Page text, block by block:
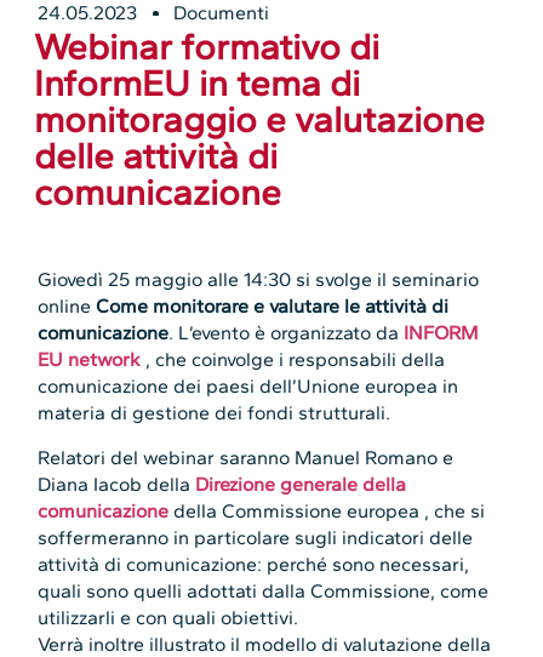
24.05.2023 Documenti
Webinar formativo di
InformEU in tema di
monitoraggio e valutazione
delle attività di
comunicazione
Giovedì 25 maggio alle 14:30 si svolge il seminario
onlineCome monitorare e valutare le attività di
comunicazione. L’evento è organizzato da INFORM
EU network , che coinvolge i responsabili della
comunicazione dei paesi dell’Unione europea in
materia di gestione dei fondi strutturali.
Relatori del webinar saranno Manuel Romano e
Diana Iacob della Direzione generale della
comunicazione della Commissione europea , che si
soffermeranno in particolare sugli indicatori delle
attività di comunicazione: perché sono necessari,
quali sono quelli adottati dalla Commissione, come
utilizzarli e con quali obiettivi.
Verrà inoltre illustrato il modello di valutazione della